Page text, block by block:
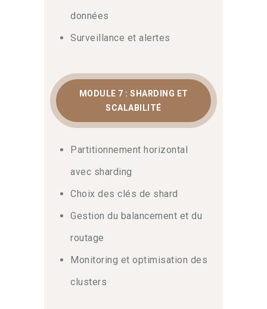
données
Surveillance et alertes
MODULE 7 : SHARDING ET
SCALABILITÉ
Partitionnement horizontal
avec sharding
Choix des clés de shard
Gestion du balancement et du
routage
Monitoring et optimisation des
clusters